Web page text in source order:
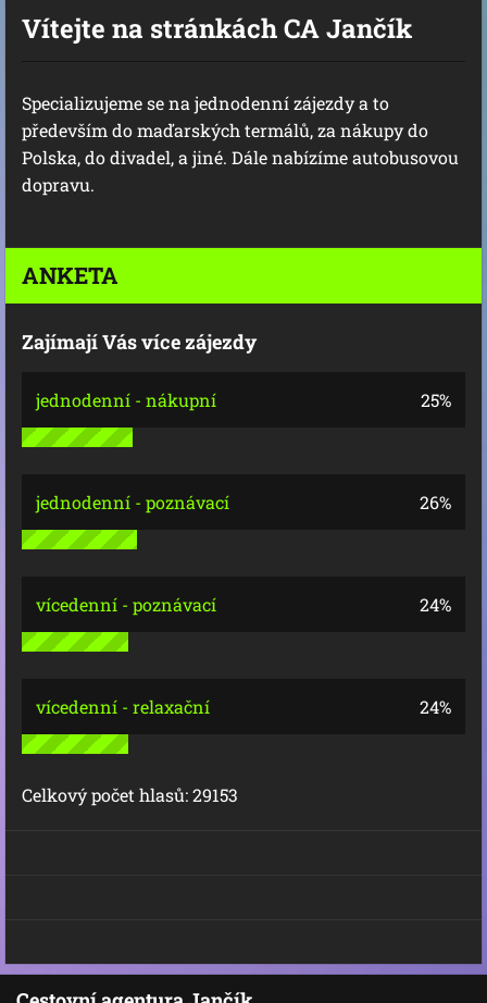
Vítejte na stránkáchCA Jančík
Specializujeme se na jednodenní zájezdy a to
především do maďarských termálů, za nákupy do
Polska, do divadel, a jiné. Dále nabízíme autobusovou
dopravu.
ANKETA
Zajímají Vás více zájezdy
jednodenní - nákupní 25%
jednodenní - poznávací 26%
vícedenní - poznávací 24%
vícedenní - relaxační 24%
Celkový počet hlasů:29153